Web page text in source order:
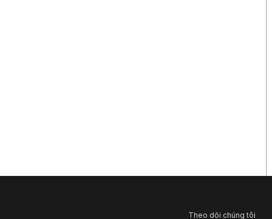
Theo dõi chúng tôi